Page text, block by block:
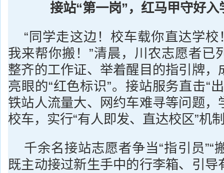
接站“第一岗”，红马甲守好入
“同学走这边！校车载你直达学校
我来帮你搬！”清晨，川农志愿者已
整齐的工作证、举着醒目的指引牌，
亮眼的“红色标识”。接站服务直击“
铁站人流量大、网约车难寻等问题，
校车，实行“有人即发、直达校区”机
千余名接站志愿者争当“指引员”“
既主动接过新生手中的行李箱、引导